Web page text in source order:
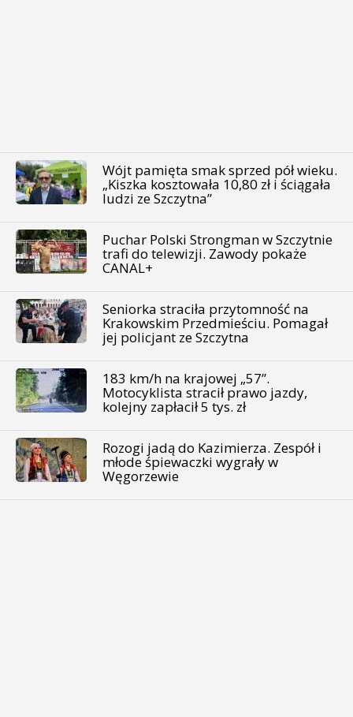
Wójt pamięta smak sprzed pół wieku.
„Kiszka kosztowała 10,80 zł i ściągała
ludzi ze Szczytna”
Puchar Polski Strongman w Szczytnie
trafi do telewizji. Zawody pokaże
CANAL+
Seniorka straciła przytomność na
Krakowskim Przedmieściu. Pomagał
jej policjant ze Szczytna
183 km/h na krajowej „57”.
Motocyklista stracił prawo jazdy,
kolejny zapłacił 5 tys. zł
Rozogi jadą do Kazimierza. Zespół i
młode śpiewaczki wygrały w
Węgorzewie